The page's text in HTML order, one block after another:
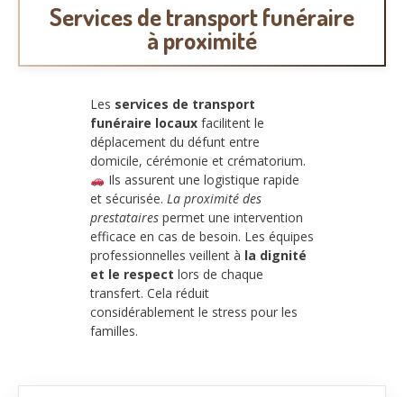
Services de transport funéraire
à proximité
Les services de transport
funéraire locaux facilitent le
déplacement du défunt entre
domicile, cérémonie et crématorium.
Ils assurent une logistique rapide
et sécurisée. La proximité des
prestataires permet une intervention
efficace en cas de besoin. Les équipes
professionnelles veillent à la dignité
et le respect lors de chaque
transfert. Cela réduit
considérablement le stress pour les
familles.